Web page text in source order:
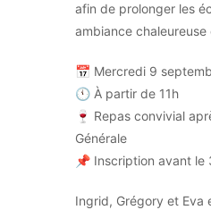
afin de prolonger les
ambiance
📅 Mercredi 9
🕚 À partir de 11h
🍷 Repas convivial
Générale
📌 Inscription avant le
Ingrid, Grégory et Eva